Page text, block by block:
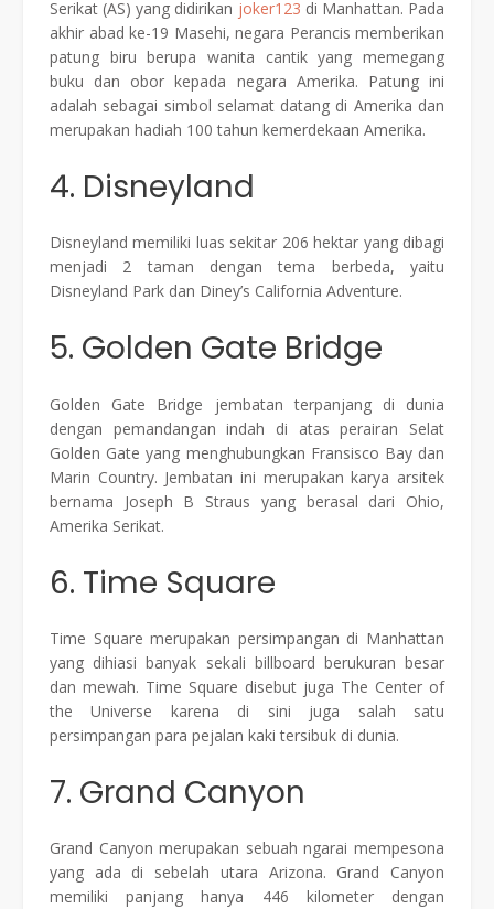
Serikat (AS) yang didirikan joker123 di Manhattan. Pada
akhir abad ke-19 Masehi, negara Perancis memberikan
patung biru berupa wanita cantik yang memegang
buku dan obor kepada negara Amerika. Patung ini
adalah sebagai simbol selamat datang di Amerika dan
merupakan hadiah 100 tahun kemerdekaan Amerika.
4. Disneyland
Disneyland memiliki luas sekitar 206 hektar yang dibagi
menjadi 2 taman dengan tema berbeda, yaitu
Disneyland Park dan Diney’s California Adventure.
5. Golden Gate Bridge
Golden Gate Bridge jembatan terpanjang di dunia
dengan pemandangan indah di atas perairan Selat
Golden Gate yang menghubungkan Fransisco Bay dan
Marin Country. Jembatan ini merupakan karya arsitek
bernama Joseph B Straus yang berasal dari Ohio,
Amerika Serikat.
6. Time Square
Time Square merupakan persimpangan di Manhattan
yang dihiasi banyak sekali billboard berukuran besar
dan mewah. Time Square disebut juga The Center of
the Universe karena di sini juga salah satu
persimpangan para pejalan kaki tersibuk di dunia.
7. Grand Canyon
Grand Canyon merupakan sebuah ngarai mempesona
yang ada di sebelah utara Arizona. Grand Canyon
memiliki panjang hanya 446 kilometer dengan